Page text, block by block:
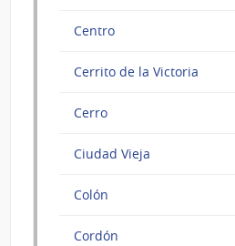
Centro
Cerrito de la Victoria
Cerro
Ciudad Vieja
Colón
Cordón